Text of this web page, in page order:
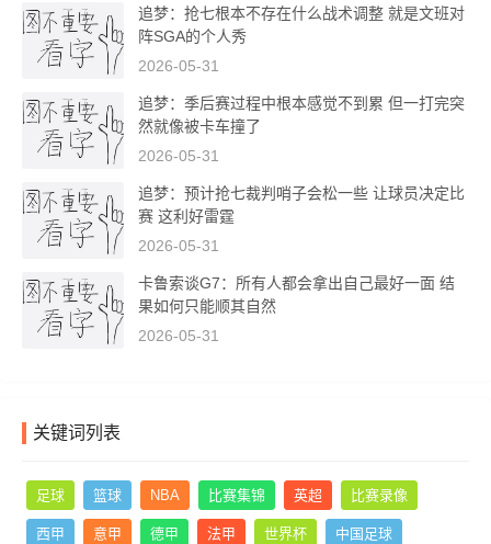
追梦：抢七根本不存在什么战术调整 就是文班对
阵SGA的个人秀
2026-05-31
追梦：季后赛过程中根本感觉不到累 但一打完突
然就像被卡车撞了
2026-05-31
追梦：预计抢七裁判哨子会松一些 让球员决定比
赛 这利好雷霆
2026-05-31
卡鲁索谈G7：所有人都会拿出自己最好一面 结
果如何只能顺其自然
2026-05-31
关键词列表
足球 篮球 NBA 比赛集锦 英超 比赛录像
西甲 意甲 德甲 法甲 世界杯 中国足球